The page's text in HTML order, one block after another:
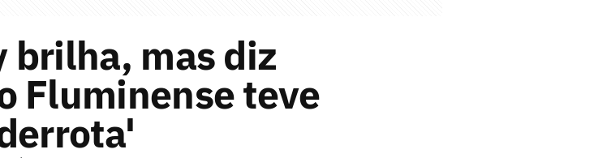
brilha, mas diz
Fluminense teve